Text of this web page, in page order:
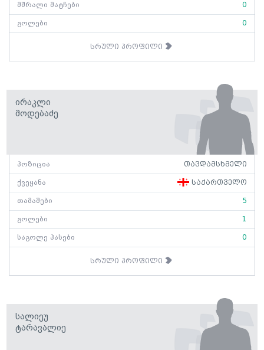
მშრალი მატჩები 0
გოლები 0
სრული პროფილი
Ირაკლი
Მოდებაძე
პოზიცია თავდამსხმელი
ქვეყანა საქართველო
თამაშები 5
გოლები 1
საგოლე პასები 0
სრული პროფილი
Სალიეუ
Ტარავალიე